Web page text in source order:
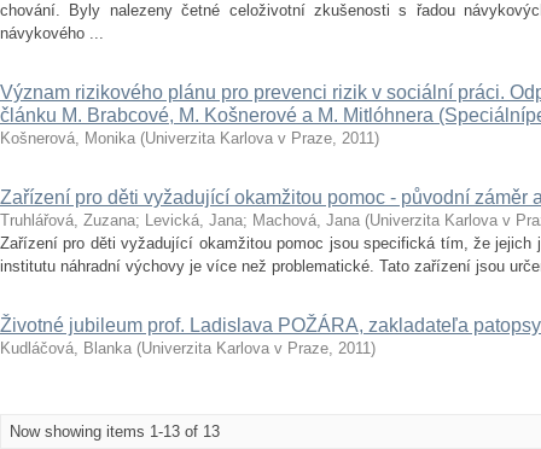
chování. Byly nalezeny četné celoživotní zkušenosti s řadou
návykového ...
Význam rizikového plánu pro prevenci rizik v sociální práci.
článku M. Brabcové, M. Košnerové a M. Mitlóhnera
Košnerová, Monika (Univerzita Karlova v Praze, 2011)
Zařízení pro děti vyžadující okamžitou pomoc - původní záměr
Truhlářová, Zuzana; Levická, Jana; Machová, Jana (Univerzita Karlova v
Zařízení pro děti vyžadující okamžitou pomoc jsou specifická tím, že jejich
institutu náhradní výchovy je více než problematické. Tato zařízení jsou
Životné jubileum prof. Ladislava POŽÁRA, zakladateľa
Kudláčová, Blanka (Univerzita Karlova v Praze, 2011)
Now showing items 1-13 of 13